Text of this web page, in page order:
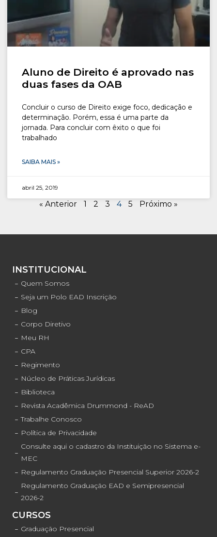
Aluno de Direito é aprovado nas
duas fases da OAB
Concluir o curso de Direito exige foco, dedicação e
determinação. Porém, essa é uma parte da
jornada. Para concluir com êxito o que foi
trabalhado
SAIBA MAIS »
abril 25, 2019
« Anterior 1 2 3 4 5 Próximo »
INSTITUCIONAL
Quem Somos
Seja um Polo EAD Inscrição
Blog
Corpo Diretivo
Meu RH
CPA
Regimento
Núcleo de Práticas Jurídicas
Biblioteca
Revista Acadêmica Drummond - ReAD
Trabalhe Conosco
Política de Privacidade
Consulte aqui o cadastro da Instituição no Sistema e-
MEC
Regulamento Graduação Presencial Superior 2026-2
Regulamento Graduação EAD e Semipresencial
2026-2
CURSOS
Graduação Presencial